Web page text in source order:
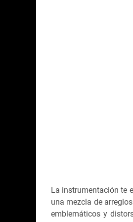
La instrumentación te
una mezcla de
emblemáticos y